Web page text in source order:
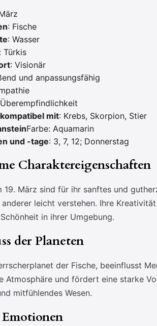
: Fische
: Wasser
Türkis
: Visionär
und anpassungsfähig
mit: Krebs, Skorpion, Stier
Farbe: Aquamarin
und -tage: 3, 7, 12; Donnerstag
Charaktereigenschaften
19. März sind für ihr sanftes und
anderer leicht verstehen. Ihre
in ihrer Umgebung.
der Planeten
der Fische, beeinflusst
Atmosphäre und fördert eine starke
mitfühlendes Wesen.